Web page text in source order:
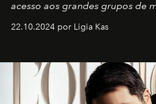
acesso aos grandes grupos de
22.10.2024 por Ligia Kas